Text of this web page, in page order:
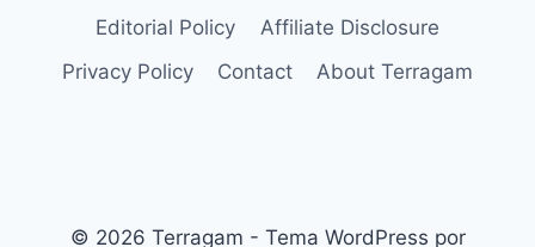
APERITIVOS
Editorial Policy
Affiliate Disclosure
Privacy Policy
Contact About Terragam
© 2026 Terragam - Tema WordPress por